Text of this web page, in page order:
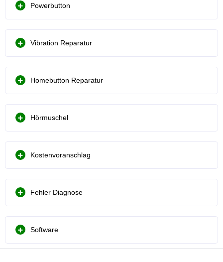
Powerbutton
Vibration Reparatur
Homebutton Reparatur
Hörmuschel
Kostenvoranschlag
Fehler Diagnose
Software